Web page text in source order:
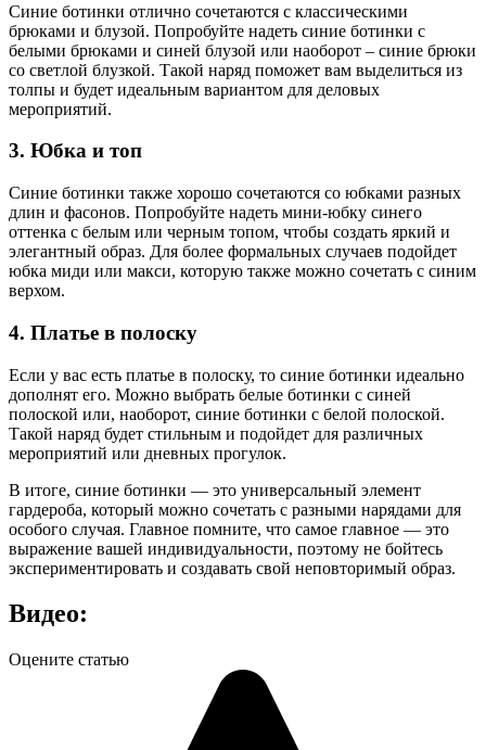
Синие ботинки отлично сочетаются с классическими
брюками и блузой. Попробуйте надеть синие ботинки с
белыми брюками и синей блузой или наоборот – синие брюки
со светлой блузкой. Такой наряд поможет вам выделиться из
толпы и будет идеальным вариантом для деловых
мероприятий.
3. Юбка и топ
Синие ботинки также хорошо сочетаются со юбками разных
длин и фасонов. Попробуйте надеть мини-юбку синего
оттенка с белым или черным топом, чтобы создать яркий и
элегантный образ. Для более формальных случаев подойдет
юбка миди или макси, которую также можно сочетать с синим
верхом.
4. Платье в полоску
Если у вас есть платье в полоску, то синие ботинки идеально
дополнят его. Можно выбрать белые ботинки с синей
полоской или, наоборот, синие ботинки с белой полоской.
Такой наряд будет стильным и подойдет для различных
мероприятий или дневных прогулок.
В итоге, синие ботинки — это универсальный элемент
гардероба, который можно сочетать с разными нарядами для
особого случая. Главное помните, что самое главное — это
выражение вашей индивидуальности, поэтому не бойтесь
экспериментировать и создавать свой неповторимый образ.
Видео:
Оцените статью